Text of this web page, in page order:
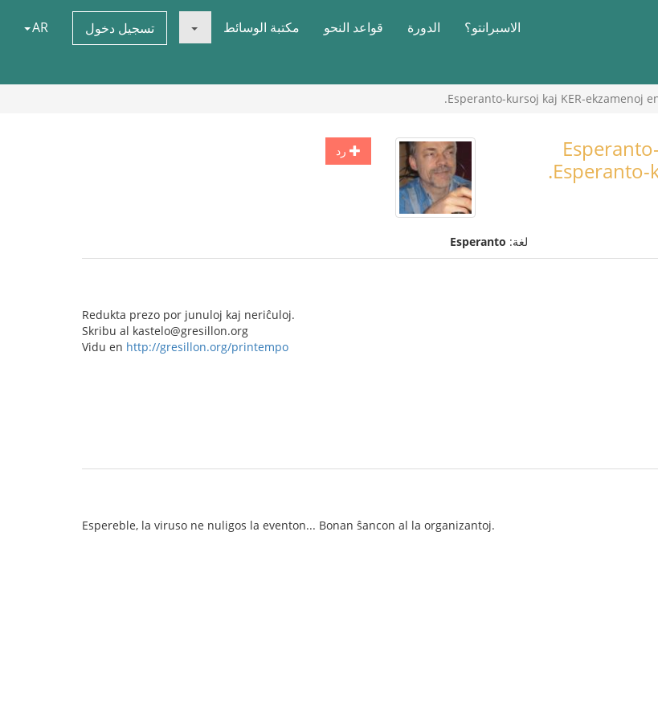
الاسبرانتو؟ الدورة قواعد النحو مكتبة الوسائط تسجيل دخول AR
Esperanto-kursoj kaj KER-ekzamenoj
رد
Esperanto-
لغة: Esperanto
Redukta prezo por junuloj kaj neriĉuloj.
Skribu al kastelo@gresillon.org
Vidu en http://gresillon.org/printempo
Espereble, la viruso ne nuligos la eventon... Bonan ŝancon al la organizantoj.